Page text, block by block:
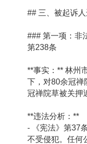
## 三、被起诉
### 第一项：
第238条
**事实：** 林州
下，对80余冠禅
冠禅院草被关押
**违法分析：**
- 《宪法》第37
不受侵犯。任何